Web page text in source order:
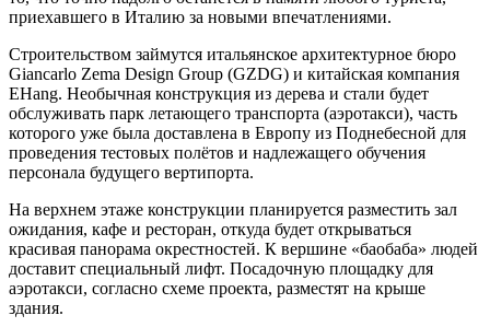
приехавшего в Италию за новыми впечатлениями.
Строительством займутся итальянское архитектурное бюро
Giancarlo Zema Design Group (GZDG) и китайская компания
EHang. Необычная конструкция из дерева и стали будет
обслуживать парк летающего транспорта (аэротакси), часть
которого уже была доставлена в Европу из Поднебесной для
проведения тестовых полётов и надлежащего обучения
персонала будущего вертипорта.
На верхнем этаже конструкции планируется разместить зал
ожидания, кафе и ресторан, откуда будет открываться
красивая панорама окрестностей. К вершине «баобаба» людей
доставит специальный лифт. Посадочную площадку для
аэротакси, согласно схеме проекта, разместят на крыше
здания.